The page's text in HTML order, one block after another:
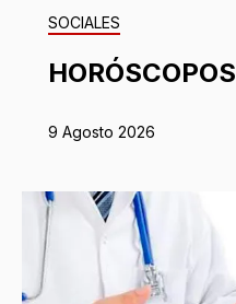
SOCIALES
HORÓSCOPOS
9 Agosto 2026